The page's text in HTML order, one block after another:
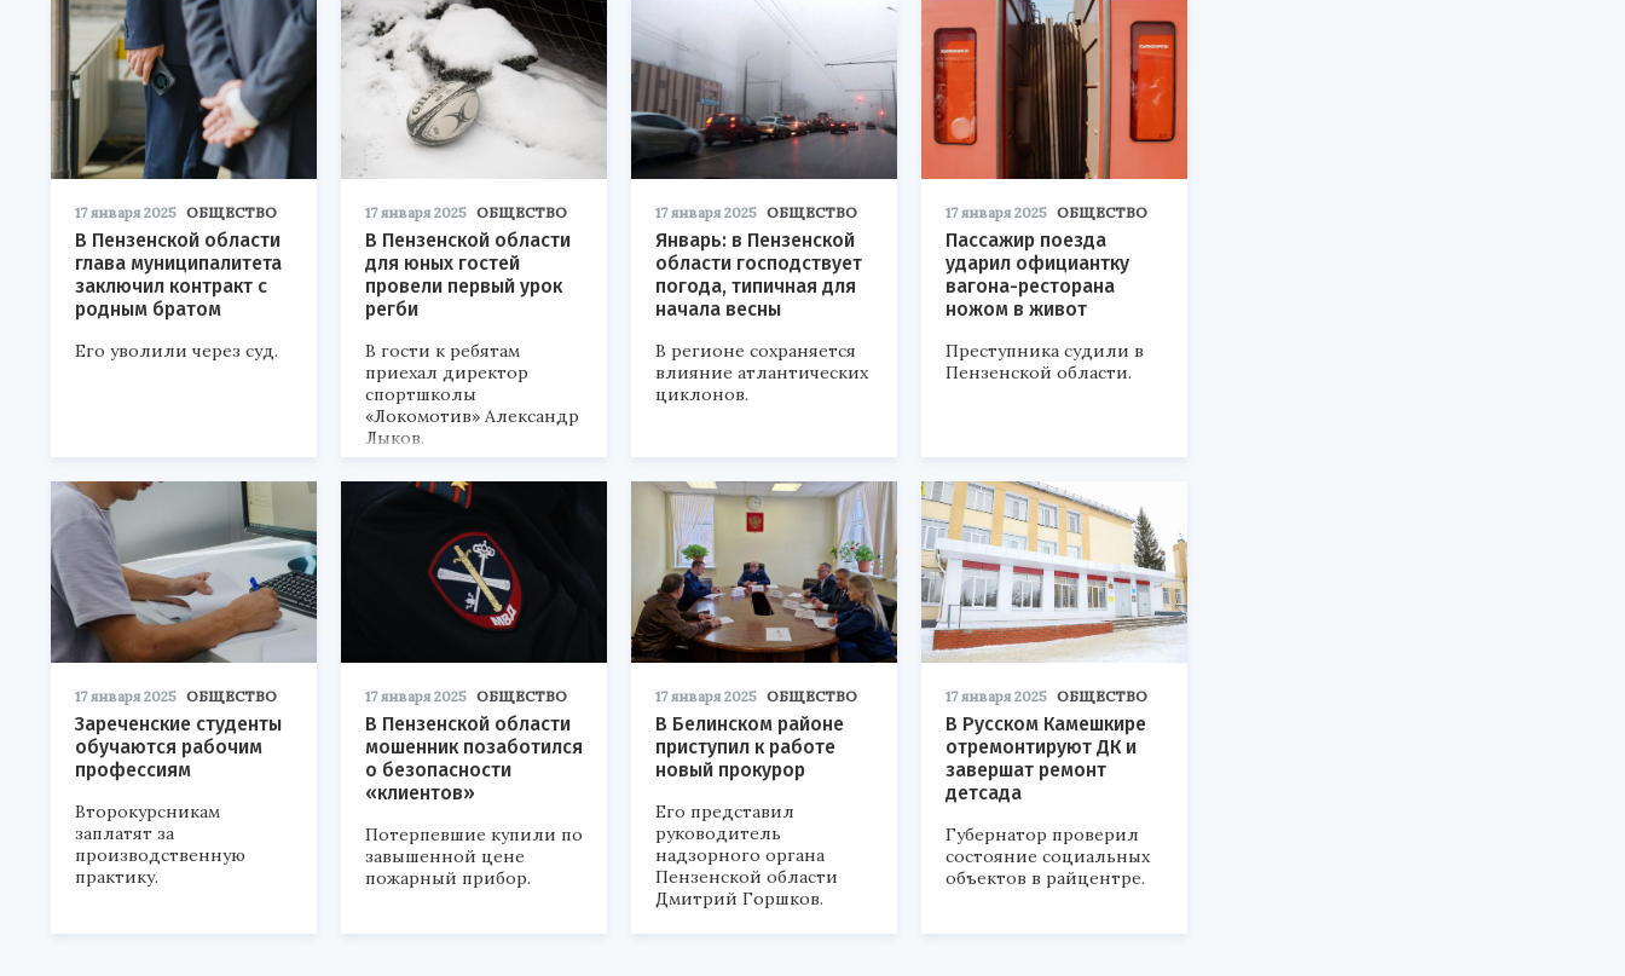
17 января 2025 ОБЩЕСТВО
В Пензенской области
глава муниципалитета
заключил контракт с
родным братом
Его уволили через суд.
17 января 2025 ОБЩЕСТВО
В Пензенской области
для юных гостей
провели первый урок
регби
В гости к ребятам
приехал директор
спортшколы
«Локомотив» Александр
Лыков.
17 января 2025 ОБЩЕСТВО
Январь: в Пензенской
области господствует
погода, типичная для
начала весны
В регионе сохраняется
влияние атлантических
циклонов.
17 января 2025 ОБЩЕСТВО
Пассажир поезда
ударил официантку
вагона-ресторана
ножом в живот
Преступника судили в
Пензенской области.
17 января 2025 ОБЩЕСТВО
Зареченские студенты
обучаются рабочим
профессиям
Второкурсникам
заплатят за
производственную
практику.
17 января 2025 ОБЩЕСТВО
В Пензенской области
мошенник позаботился
о безопасности
«клиентов»
Потерпевшие купили по
завышенной цене
пожарный прибор.
17 января 2025 ОБЩЕСТВО
В Белинском районе
приступил к работе
новый прокурор
Его представил
руководитель
надзорного органа
Пензенской области
Дмитрий Горшков.
17 января 2025 ОБЩЕСТВО
В Русском Камешкире
отремонтируют ДК и
завершат ремонт
детсада
Губернатор проверил
состояние социальных
объектов в райцентре.